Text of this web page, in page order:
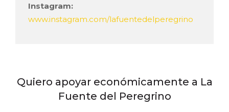
Instagram:
www.instagram.com/lafuentedelperegrino
Quiero apoyar económicamente a La
Fuente del Peregrino